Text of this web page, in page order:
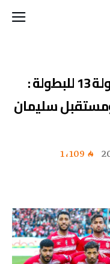
أمس الدفعة الأولى من الجولة 13 للبطولة :
سليمان
1٬109